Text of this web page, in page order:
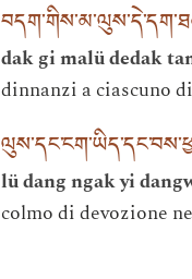
dak gi malü dedak
dinnanzi a ciascuno
lü dang ngak yi
colmo di devozione